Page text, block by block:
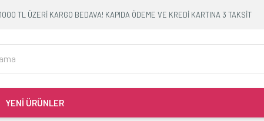
1000 TL ÜZERİ KARGO BEDAVA! KAPIDA ÖDEME VE KREDİ KARTINA 3 TAKSİT
YENİ ÜRÜNLER